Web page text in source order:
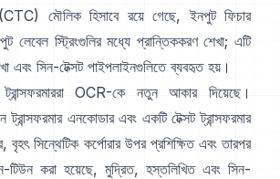
মৌলিক হিসাবে রয়ে গেছে, ইনপুট ফিচার
লেবেল স্ট্রিংগুলির মধ্যে প্রান্তিককরণ শেখা; এটি
এবং সিন-টেক্সট পাইপলাইনগুলিতে ব্যবহৃত হয়।
OCR-কে নতুন আকার দিয়েছে।
ট্রান্সফরমার এনকোডার এবং একটি টেক্সট ট্রান্সফরমার
বৃহৎ সিন্থেটিক কর্পোরার উপর প্রশিক্ষিত এবং তারপর
টিউন করা হয়েছে, মুদ্রিত, হস্তলিখিত এবং সিন-